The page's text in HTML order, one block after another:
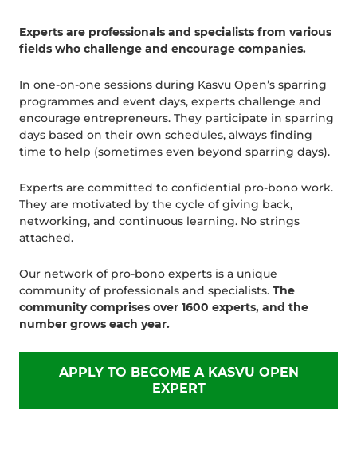
Experts are professionals and specialists from various
fields who challenge and encourage companies.
In one-on-one sessions during Kasvu Open’s sparring
programmes and event days, experts challenge and
encourage entrepreneurs. They participate in sparring
days based on their own schedules, always finding
time to help (sometimes even beyond sparring days).
Experts are committed to confidential pro-bono work.
They are motivated by the cycle of giving back,
networking, and continuous learning. No strings
attached.
Our network of pro-bono experts is a unique
community of professionals and specialists. The
community comprises over 1600 experts, and the
number grows each year.
APPLY TO BECOME A KASVU OPEN
EXPERT